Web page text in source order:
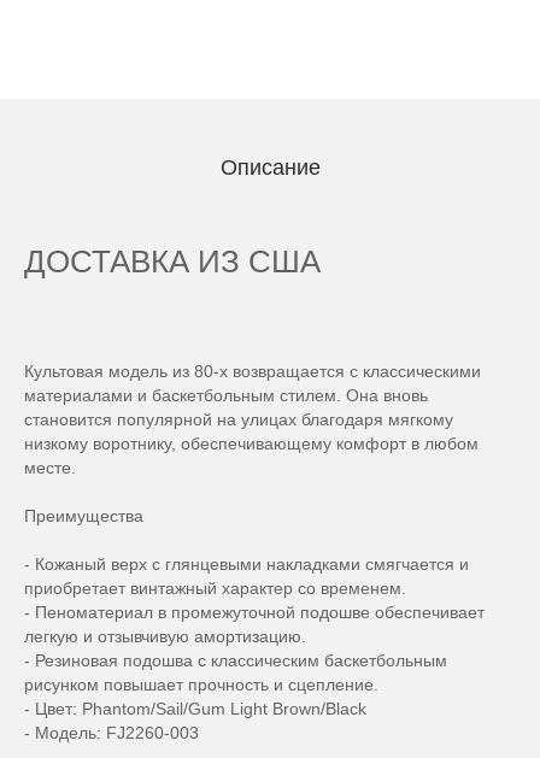
Описание
ДОСТАВКА ИЗ США
Культовая модель из 80-х возвращается с классическими
материалами и баскетбольным стилем. Она вновь
становится популярной на улицах благодаря мягкому
низкому воротнику, обеспечивающему комфорт в любом
месте.
Преимущества
- Кожаный верх с глянцевыми накладками смягчается и
приобретает винтажный характер со временем.
- Пеноматериал в промежуточной подошве обеспечивает
легкую и отзывчивую амортизацию.
- Резиновая подошва с классическим баскетбольным
рисунком повышает прочность и сцепление.
- Цвет: Phantom/Sail/Gum Light Brown/Black
- Модель: FJ2260-003